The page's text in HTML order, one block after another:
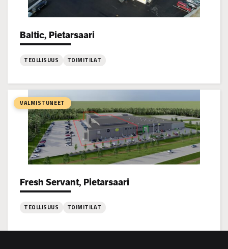
Baltic, Pietarsaari
Project types:
TEOLLISUUS TOIMITILAT
Baltic,
Pietarsaari
VALMISTUNEET
Fresh Servant, Pietarsaari
Project types:
TEOLLISUUS TOIMITILAT